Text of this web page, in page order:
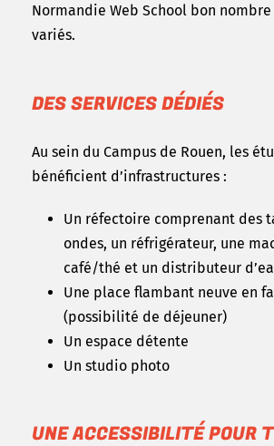
Normandie Web School bon
variés.
DES SERVICES DÉDIÉS
Au sein du Campus de Rouen, les
bénéficient d’infrastructures :
Un réfectoire comprenant des
ondes, un réfrigérateur, une
café/thé et un distributeur
Une place flambant neuve en
(possibilité de déjeuner)
Un espace détente
Un studio photo
UNE ACCESSIBILITÉ POUR